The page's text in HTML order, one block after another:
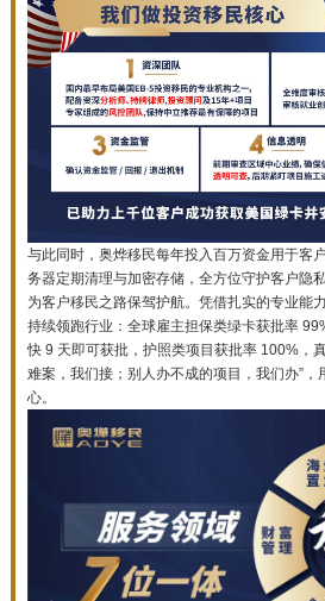
与此同时，奥烨移民每年投入百万资金用于客
务器定期清理与加密存储，全方位守护客户隐
为客户移民之路保驾护航。凭借扎实的专业能
持续领跑行业：全球雇主担保类绿卡获批率
快 9 天即可获批，护照类项目获批率 100%，
难案，我们接；别人办不成的项目，我们办”，
心。